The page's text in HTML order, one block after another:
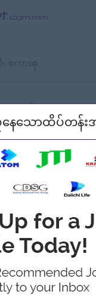
ါ။
စစ်ရန်
ေသောထိပ်တန်းအ